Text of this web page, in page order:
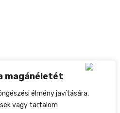
magánéletét
élmény javítására,
vagy tartalom